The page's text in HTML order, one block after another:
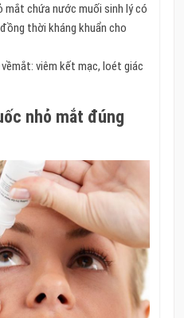
mắt chứa nước muối sinh lý có
thời kháng khuẩn cho
viêm kết mạc, loét giác
nhỏ mắt đúng